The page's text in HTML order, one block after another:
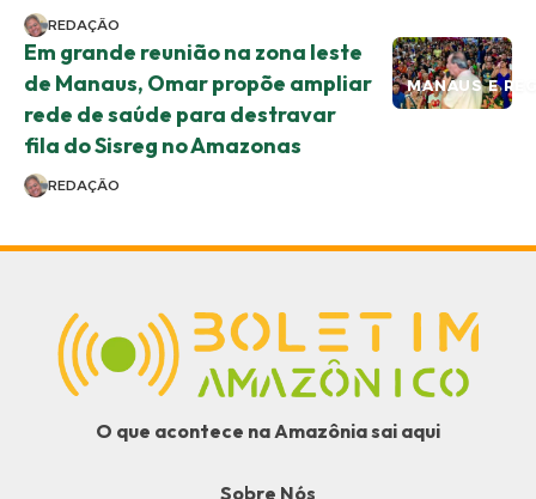
REDAÇÃO
MANAUS E
Em grande reunião na zona leste
de Manaus, Omar propõe ampliar
rede de saúde para destravar
fila do Sisreg no Amazonas
REDAÇÃO
O que acontece na Amazônia sai aqui
Sobre Nós